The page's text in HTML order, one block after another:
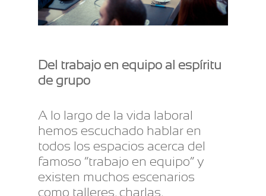
Del trabajo en equipo al espíritu
de grupo
A lo largo de la vida laboral
hemos escuchado hablar en
todos los espacios acerca del
famoso “trabajo en equipo” y
existen muchos escenarios
como talleres, charlas,